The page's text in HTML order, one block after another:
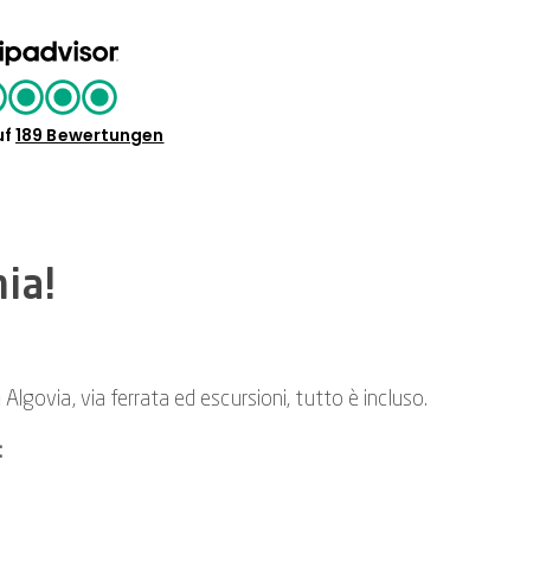
189 Bewertungen
Algovia, via ferrata ed escursioni, tutto è incluso.